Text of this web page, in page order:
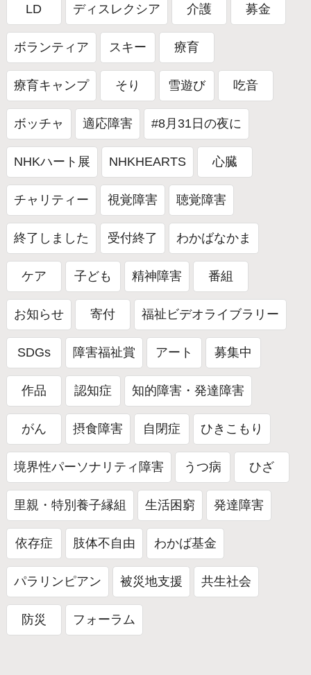
LD ディスレクシア 介護 募金
ボランティア スキー 療育
療育キャンプ そり 雪遊び 吃音
ボッチャ 適応障害 #8月31日の夜に
NHKハート展 NHKHEARTS 心臓
チャリティー 視覚障害 聴覚障害
終了しました 受付終了 わかばなかま
ケア 子ども 精神障害 番組
お知らせ 寄付 福祉ビデオライブラリー
SDGs 障害福祉賞 アート 募集中
作品 認知症 知的障害・発達障害
がん 摂食障害 自閉症 ひきこもり
境界性パーソナリティ障害 うつ病 ひざ
里親・特別養子縁組 生活困窮 発達障害
依存症 肢体不自由 わかば基金
パラリンピアン 被災地支援 共生社会
防災 フォーラム